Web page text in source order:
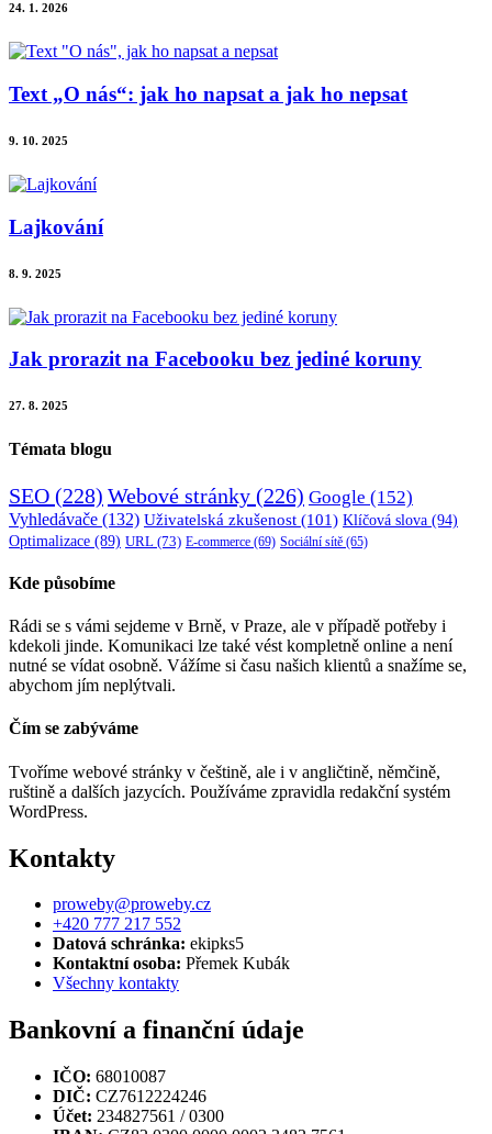
24. 1. 2026
Text „O nás“: jak ho napsat a jak ho nepsat
9. 10. 2025
Lajkování
8. 9. 2025
Jak prorazit na Facebooku bez jediné koruny
27. 8. 2025
Témata blogu
SEO (228) Webové stránky (226) Google (152)
Vyhledávače (132) Uživatelská zkušenost (101) Klíčová slova (94)
Optimalizace (89) URL (73) E-commerce (69) Sociální sítě (65)
Kde působíme
Rádi se s vámi sejdeme v Brně, v Praze, ale v případě potřeby i
kdekoli jinde. Komunikaci lze také vést kompletně online a není
nutné se vídat osobně. Vážíme si času našich klientů a snažíme se,
abychom jím neplýtvali.
Čím se zabýváme
Tvoříme webové stránky v češtině, ale i v angličtině, němčině,
ruštině a dalších jazycích. Používáme zpravidla redakční systém
WordPress.
Kontakty
proweby@proweby.cz
+420 777 217 552
Datová schránka: ekipks5
Kontaktní osoba: Přemek Kubák
Všechny kontakty
Bankovní a finanční údaje
IČO: 68010087
DIČ: CZ7612224246
Účet: 234827561 / 0300